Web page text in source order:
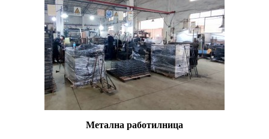
Метална работилница